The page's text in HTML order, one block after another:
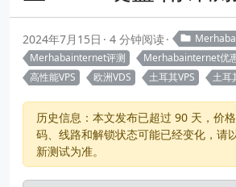
2024年7月15日 4 分钟阅读
Merhabainternet评测
Merhabainternet优
高性能VPS
欧洲VDS 土耳其VPS 土耳
历史信息：本文发布已超过 90 天，价
码、线路和解锁状态可能已经变化，请
新测试为准。